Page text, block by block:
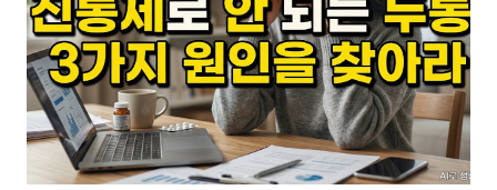
속사의 말이 남았다. 둘 다 젊었다. 둘 다 초기에 뚜렷한 증상이 없
었다. 국가암정보센터 자료 에 따르면, 위암 환자의 80% 이상이 초
기 무증상이다. 증상이 나타나도 속쓰림, 소화불량 정도라 위염으
로 오해하고 넘긴다. 그 사이 암은 자란다. 조기 발견 시 5년 생존율
은 90에서 95%. 4기에 발견되면 약 10%. 같은 병인데 결과가 이렇
게 갈린다. 한국인만 유독 위암에 약한 이유, 데이터로 보니 보이는